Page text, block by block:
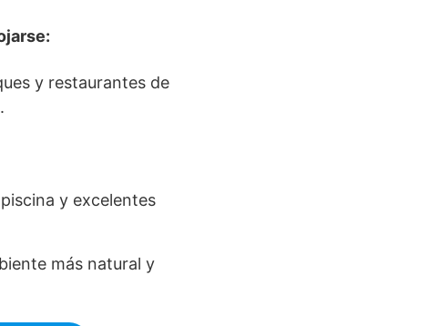
y restaurantes de
y excelentes
más natural y